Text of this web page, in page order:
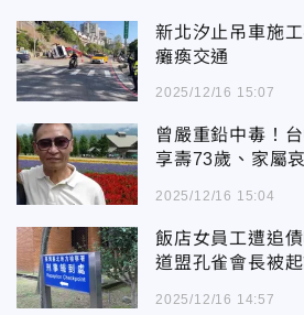
新北汐止吊車施
癱瘓交通
2025/12/16 15:07
曾嚴重鉛中毒！
享壽73歲、家屬
2025/12/16 15:04
飯店女員工遭追
道盟孔雀會長被
2025/12/16 14:57